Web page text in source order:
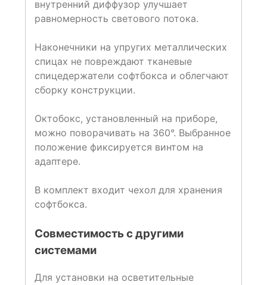
внутренний диффузор улучшает
равномерность светового потока.
Наконечники на упругих металлических
спицах не повреждают тканевые
спицедержатели софтбокса и облегчают
сборку конструкции.
Октобокс, установленный на приборе,
можно поворачивать на 360°. Выбранное
положение фиксируется винтом на
адаптере.
В комплект входит чехол для хранения
софтбокса.
Совместимость с другими
системами
Для установки на осветительные